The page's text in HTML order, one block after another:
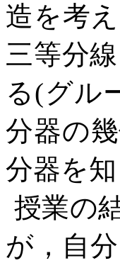
造を考
三等分
る(グル
分器の
分器を
授業の
が，自